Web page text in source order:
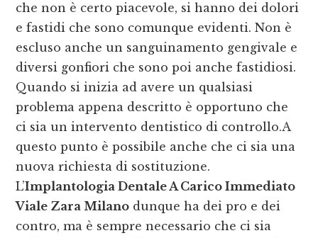
che non è certo piacevole, si hanno dei dolori
e fastidi che sono comunque evidenti. Non è
escluso anche un sanguinamento gengivale e
diversi gonfiori che sono poi anche fastidiosi.
Quando si inizia ad avere un qualsiasi
problema appena descritto è opportuno che
ci sia un intervento dentistico di controllo.A
questo punto è possibile anche che ci sia una
nuova richiesta di sostituzione.
L’Implantologia Dentale A Carico Immediato
Viale Zara Milano dunque ha dei pro e dei
contro, ma è sempre necessario che ci sia